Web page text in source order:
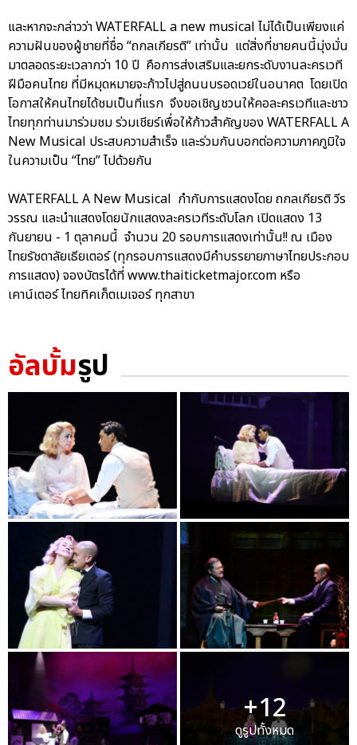
และหากจะกล่าวว่า WATERFALL a new musical ไม่ได้เป็นเพียงแค่
ความฝันของผู้ชายที่ชื่อ “ถกลเกียรติ” เท่านั้น แต่สิ่งที่ชายคนนี้มุ่งมั่น
มาตลอดระยะเวลากว่า 10 ปี คือการส่งเสริมและยกระดับงานละครเวที
ฝีมือคนไทย ที่มีหมุดหมายจะก้าวไปสู่ถนนบรอดเวย์ในอนาคต โดยเปิด
โอกาสให้คนไทยได้ชมเป็นที่แรก จึงขอเชิญชวนให้คอละครเวทีและชาว
ไทยทุกท่านมาร่วมชม ร่วมเชียร์เพื่อให้ก้าวสำคัญของ WATERFALL A
New Musical ประสบความสำเร็จ และร่วมกันบอกต่อความภาคภูมิใจ
ในความเป็น “ไทย” ไปด้วยกัน
WATERFALL A New Musical กำกับการแสดงโดย ถกลเกียรติ วีร
วรรณ และนำแสดงโดยนักแสดงละครเวทีระดับโลก เปิดแสดง 13
กันยายน - 1 ตุลาคมนี้ จำนวน 20 รอบการแสดงเท่านั้น!! ณ เมือง
ไทยรัชดาลัยเธียเตอร์ (ทุกรอบการแสดงมีคำบรรยายภาษาไทยประกอบ
การแสดง) จองบัตรได้ที่ www.thaiticketmajor.com หรือ
เคาน์เตอร์ ไทยทิคเก็ตเมเจอร์ ทุกสาขา
อัลบั้มรูป
+12
ดูรูปทั้งหมด